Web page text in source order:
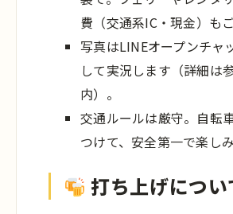
費（交通系IC・現金）も
写真はLINEオープンチャ
して実況します（詳細は
内）。
交通ルールは厳守。自転
つけて、安全第一で楽し
打ち上げについ